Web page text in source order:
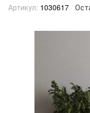
Артикул: 1030617